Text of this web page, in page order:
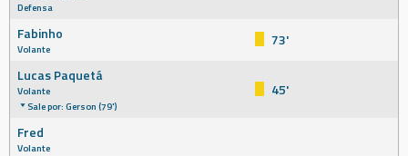
Defensa
Fabinho
Volante
73'
Lucas Paquetá
Volante
Sale por: Gerson (79')
45'
Fred
Volante